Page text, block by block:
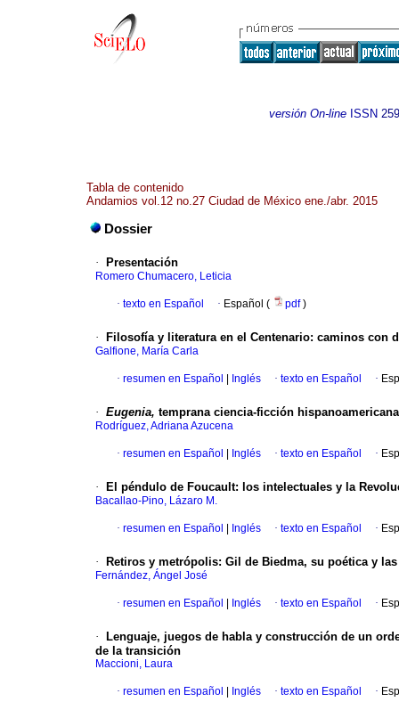
versión On-lineISSN
Tabla de contenido
Andamios vol.12 no.27 Ciudad de México ene./abr. 2015
Dossier
· Presentación
Romero Chumacero, Leticia
· texto en Español · Español ( pdf)
· Filosofía y literatura en el Centenario: caminos con
Galfione, María Carla
· resumen en Español Inglés · texto en Español ·
· Eugenia, temprana ciencia-ficción hispanoamericana
Rodríguez, Adriana Azucena
· resumen en Español Inglés · texto en Español ·
· El péndulo de Foucault: los intelectuales y la
Bacallao-Pino, Lázaro M.
· resumen en Español Inglés · texto en Español ·
· Retiros y metrópolis: Gil de Biedma, su poética y
Fernández, Ángel José
· resumen en Español Inglés · texto en Español ·
·
Lenguaje, juegos de habla y construcción de un
de la transición
Maccioni, Laura
· resumen en Español Inglés · texto en Español ·